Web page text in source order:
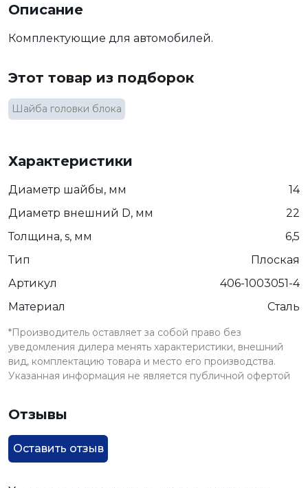
Описание
Комплектующие для автомобилей.
Этот товар из подборок
Шайба головки блока
Характеристики
Диаметр шайбы, мм
14
Диаметр внешний D, мм
22
Толщина, s, мм
6,5
Тип
Плоская
Артикул
406-1003051-4
Материал
Сталь
*Производитель оставляет за собой право без
уведомления дилера менять характеристики, внешний
вид, комплектацию товара и место его производства.
Указанная информация не является публичной офертой
Отзывы
Оставить отзыв